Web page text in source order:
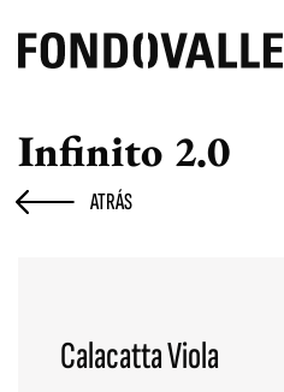
ATRÁS
Infinito 2.0
Calacatta Viola